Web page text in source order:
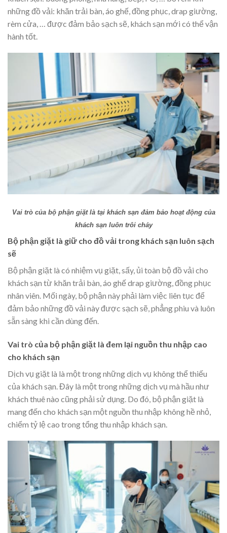
những đồ vải: khăn trải bàn, áo ghế, đồng phục, drap giường,
rèm cửa, … được đảm bảo sạch sẽ, khách sạn mới có thể vận
hành tốt.
Vai trò của bộ phận giặt là tại khách sạn đảm bảo hoạt động của
khách sạn luôn trôi chảy
Bộ phận giặt là giữ cho đồ vải trong khách sạn luôn sạch
sẽ
Bộ phận giặt là có nhiệm vụ giặt, sấy, ủi toàn bộ đồ vải cho
khách sạn từ khăn trải bàn, áo ghế drap giường, đồng phục
nhân viên. Mối ngày, bộ phận này phải làm việc liên tục để
đảm bảo những đồ vải này được sạch sẽ, phẳng phiu và luôn
sẵn sàng khi cần dùng đến.
Vai trò của bộ phận giặt là đem lại nguồn thu nhập cao
cho khách sạn
Dịch vụ giặt là là một trong những dịch vụ không thể thiếu
của khách sạn. Đây là một trong những dịch vụ mà hầu như
khách thuê nào cũng phải sử dụng. Do đó, bộ phận giặt là
mang đến cho khách sạn một nguồn thu nhập không hề nhỏ,
chiếm tỷ lệ cao trong tổng thu nhập khách sạn.